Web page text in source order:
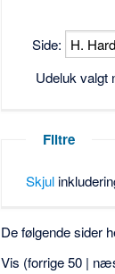
Side:
Udeluk valgt
Filtre
Skjul
De følgende sider
Vis (forrige 50 |